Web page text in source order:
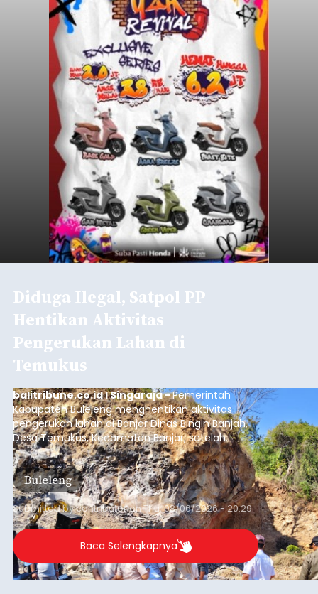
Diduga Ilegal, Satpol PP
Hentikan Aktivitas
Pengerukan Lahan di
Temukus
balitribune.co.id I Singaraja -Pemerintah
Kabupaten Buleleng menghentikan aktivitas
pengerukan lahan di Banjar Dinas Bingin Banjah,
Desa Temukus, Kecamatan Banjar, setelah
ditemukan indikasi kegiatan pengambilan
material yang tidak sesuai dengan peruntukan
kawasan.
Buleleng
Submitted bycontributoronThu, 08/06/2026 - 20:29
Baca Selengkapnya